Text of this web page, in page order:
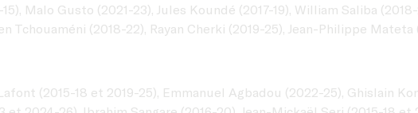
Malo Gusto (2021-23), Jules Koundé (2017-19), William Saliba
Tchouaméni (2018-22), Rayan Cherki (2019-25), Jean-Philippe
(2015-18 et 2019-25), Emmanuel Agbadou (2022-25), Ghislain